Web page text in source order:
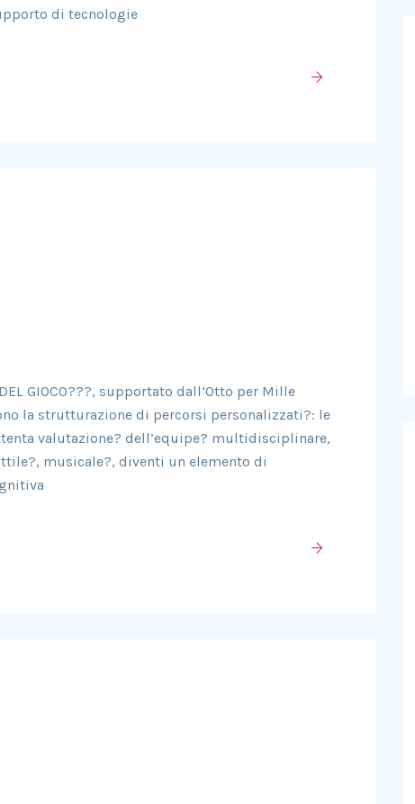
di tecnologie
GIOCO???, supportato dall’Otto per Mille
la strutturazione di percorsi personalizzati?: le
valutazione? dell’equipe? multidisciplinare,
musicale?, diventi un elemento di